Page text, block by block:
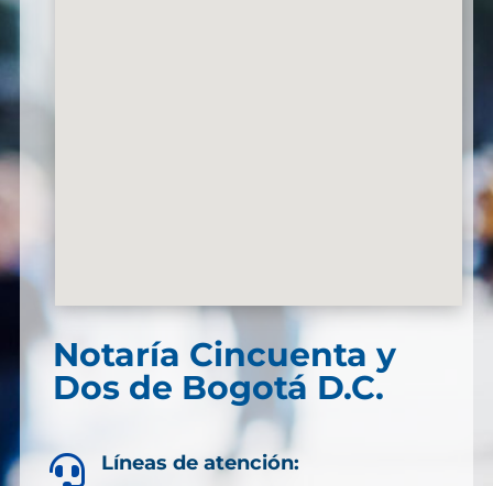
Notaría Cincuenta y
Dos de Bogotá D.C.
 Líneas de atención: